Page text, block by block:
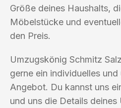
Größe deines Haushalts,
Möbelstücke und
den Preis.
Umzugskönig Schmitz
gerne ein individuelles
Angebot. Du kannst uns
und uns die Details deines